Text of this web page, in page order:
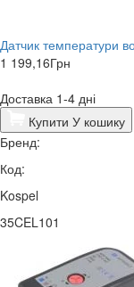
Датчик температури
1 199,16Грн
Доставка 1-4 дні
Купити У кошику
Бренд:
Код:
Kospel
35CEL101